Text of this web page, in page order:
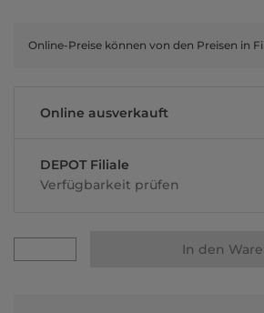
Online ausverkauft
DEPOT Filiale
Verfügbarkeit prüfen
In den